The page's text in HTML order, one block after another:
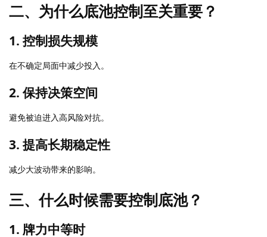
二、为什么底池控制至关重要？
1. 控制损失规模
在不确定局面中减少投入。
2. 保持决策空间
避免被迫进入高风险对抗。
3. 提高长期稳定性
减少大波动带来的影响。
三、什么时候需要控制底池？
1. 牌力中等时